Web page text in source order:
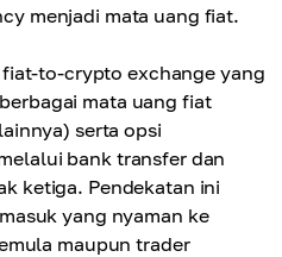
menjadi mata uang fiat.
to-crypto exchange yang
mata uang fiat
serta opsi
bank transfer dan
ketiga. Pendekatan ini
yang nyaman ke
maupun trader